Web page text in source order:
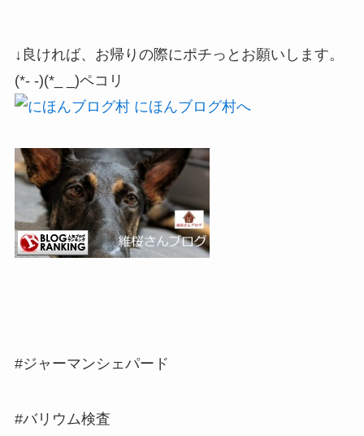
↓良ければ、お帰りの際にポチっとお願いします。
(*- -)(*_ _)ペコリ
#ジャーマンシェパード
#バリウム検査